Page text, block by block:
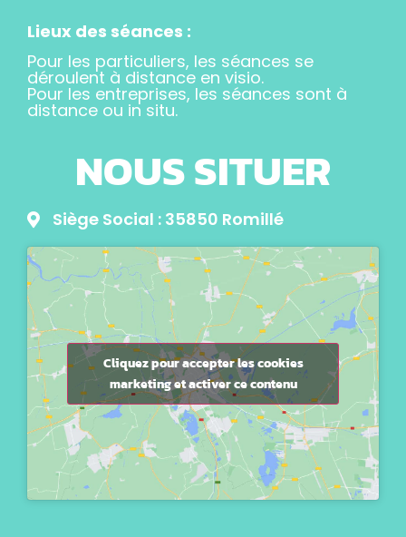
Lieux des séances :
Pour les particuliers, les séances se
déroulent à distance en visio.
Pour les entreprises, les séances sont à
distance ou in situ.
NOUS SITUER
Siège Social : 35850 Romillé
Cliquez pour accepter les cookies
marketing et activer ce contenu